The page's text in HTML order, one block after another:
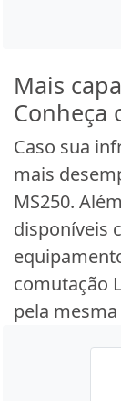
Mais
Conheça
Caso sua
mais
MS250.
disponíveis
comutação
pela